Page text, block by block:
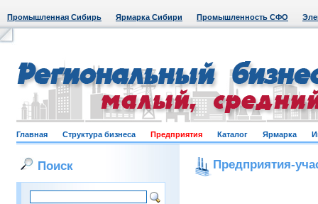
Промышленная Сибирь Ярмарка Сибири Промышленность СФО
Главная Структура бизнеса Предприятия Каталог Ярмарка
Поиск Предприятия-